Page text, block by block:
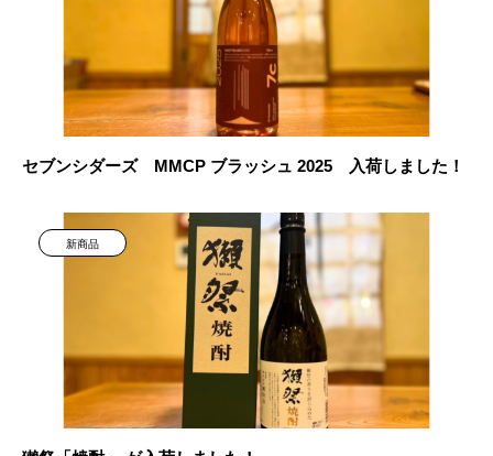
セブンシダーズ MMCP ブラッシュ 2025 入荷しました！
新商品